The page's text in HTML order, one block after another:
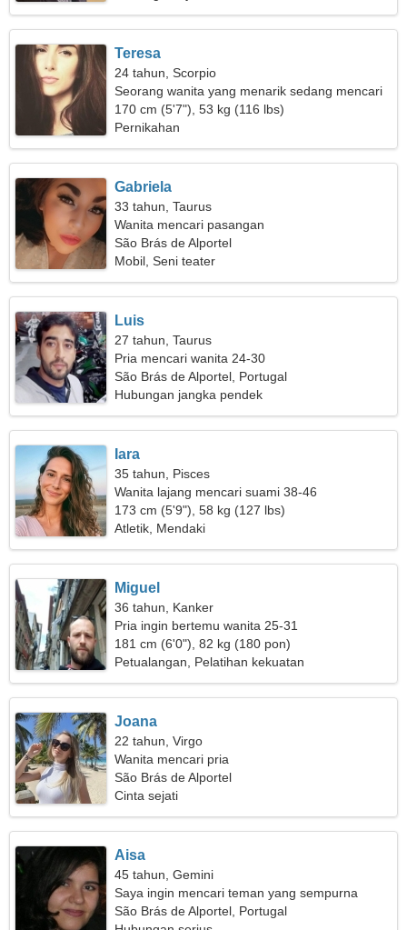
Teresa
24 tahun, Scorpio
Seorang wanita yang menarik sedang mencari
hubungan yang nyata
170 cm (5'7"), 53 kg (116 lbs)
Pernikahan
Gabriela
33 tahun, Taurus
Wanita mencari pasangan
São Brás de Alportel
Mobil, Seni teater
Luis
27 tahun, Taurus
Pria mencari wanita 24-30
São Brás de Alportel, Portugal
Hubungan jangka pendek
Iara
35 tahun, Pisces
Wanita lajang mencari suami 38-46
173 cm (5'9"), 58 kg (127 lbs)
Atletik, Mendaki
Miguel
36 tahun, Kanker
Pria ingin bertemu wanita 25-31
181 cm (6'0"), 82 kg (180 pon)
Petualangan, Pelatihan kekuatan
Joana
22 tahun, Virgo
Wanita mencari pria
São Brás de Alportel
Cinta sejati
Aisa
45 tahun, Gemini
Saya ingin mencari teman yang sempurna
São Brás de Alportel, Portugal